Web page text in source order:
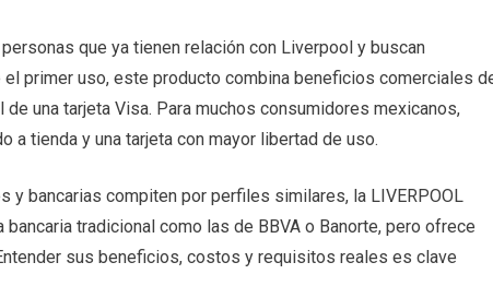
que ya tienen relación con Liverpool y buscan
primer uso, este producto combina beneficios comerciales
una tarjeta Visa. Para muchos consumidores mexicanos,
a tienda y una tarjeta con mayor libertad de uso.
y bancarias compiten por perfiles similares, la LIVERPOOL
tradicional como las de BBVA o Banorte, pero ofrece
sus beneficios, costos y requisitos reales es clave